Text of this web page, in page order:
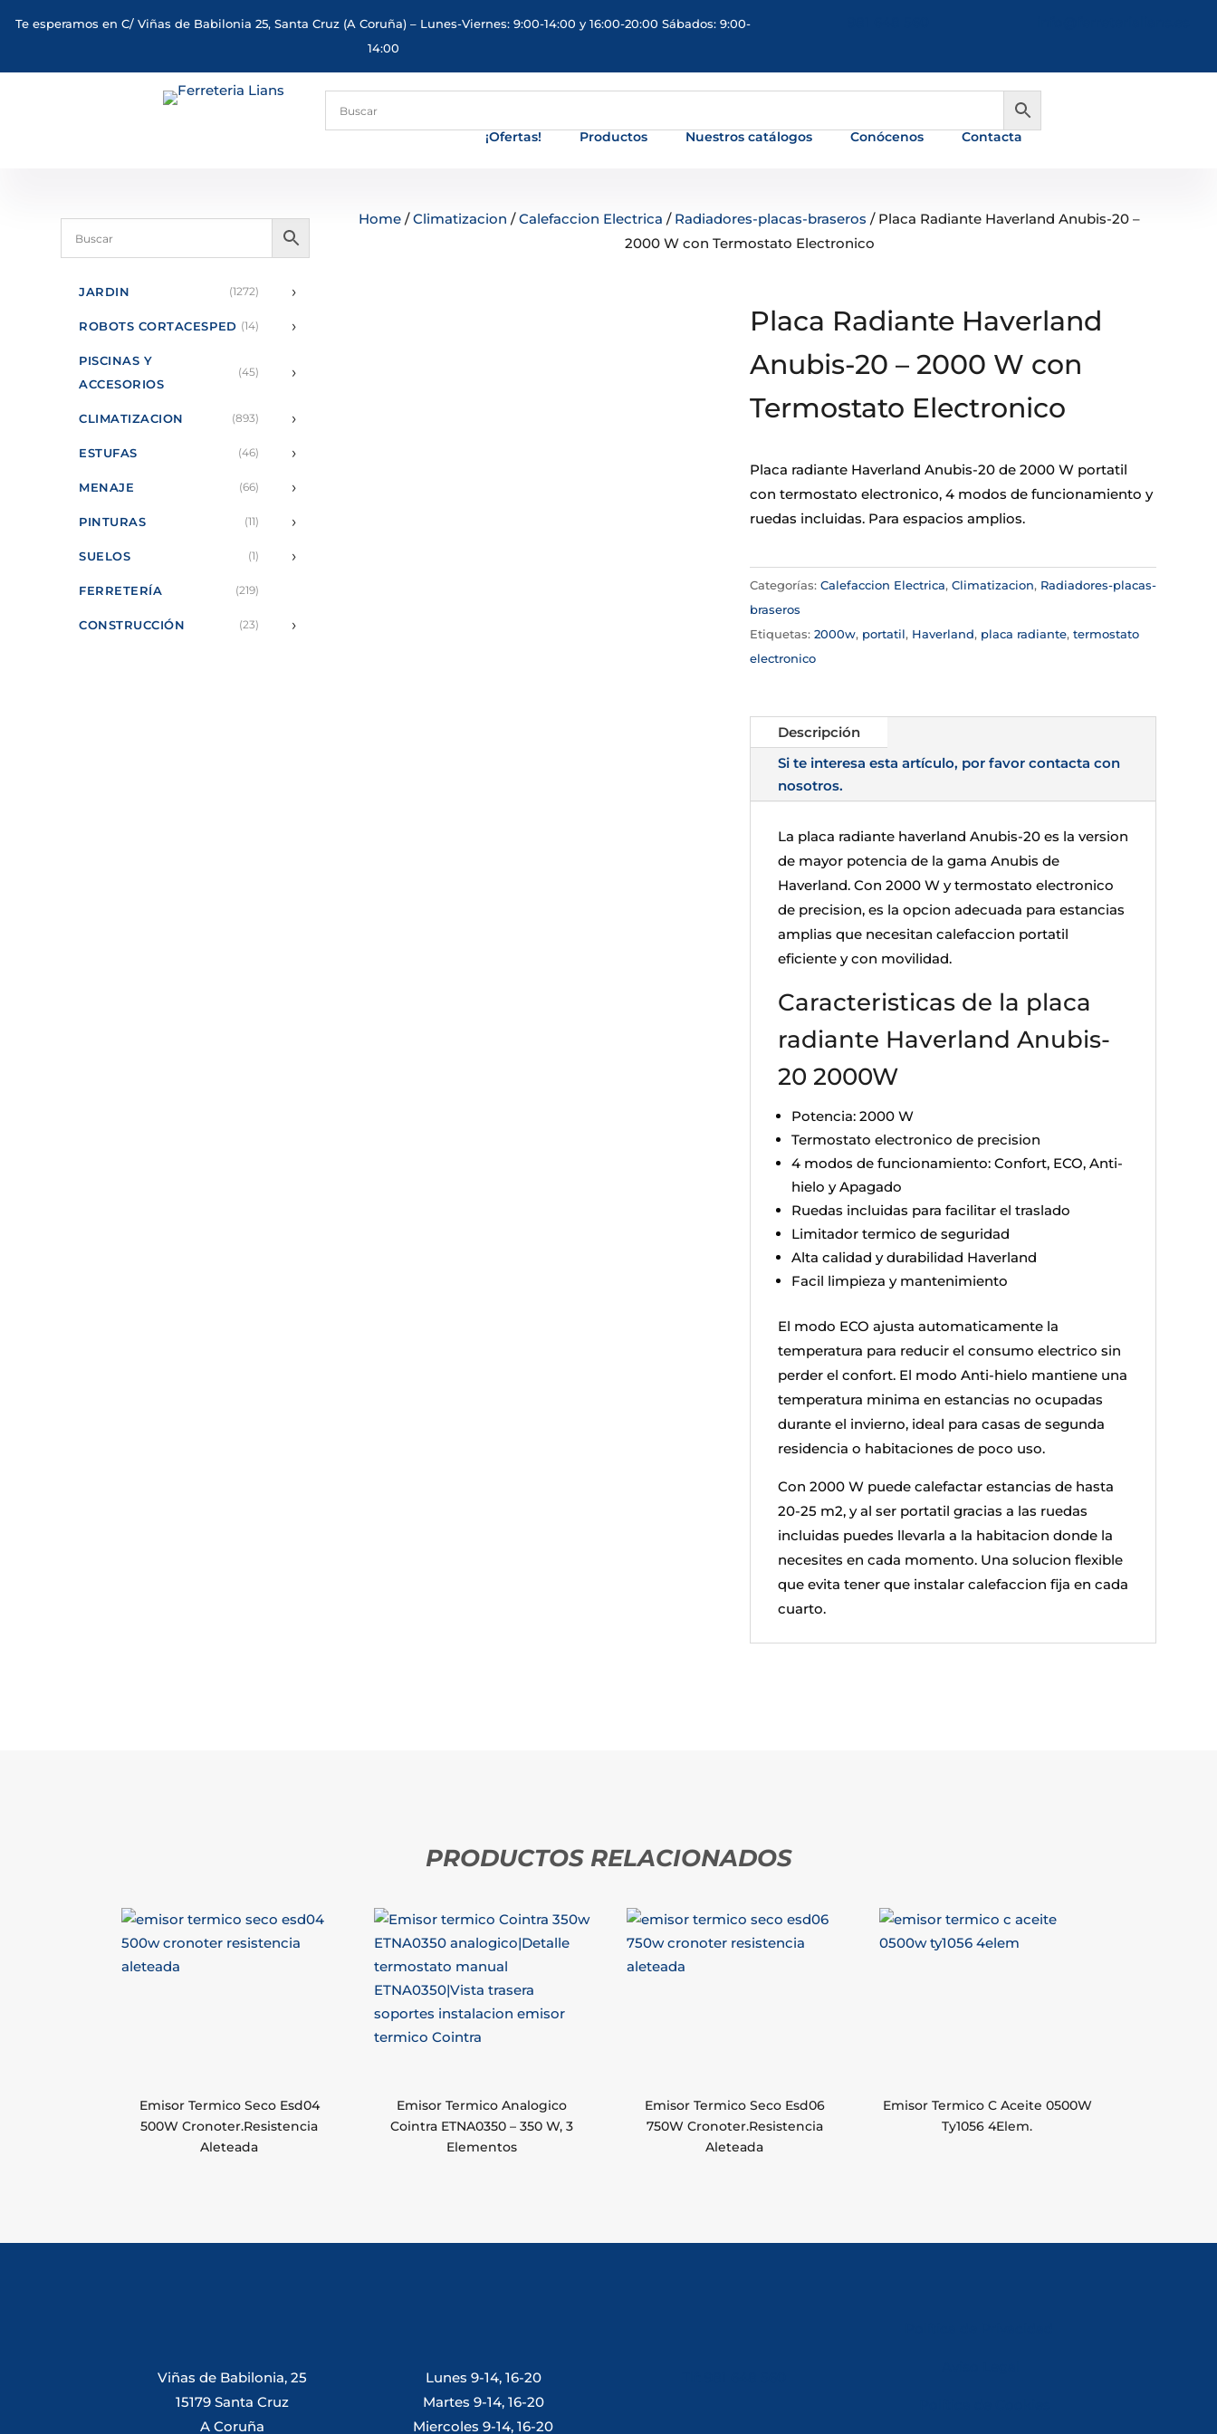
Te esperamos en C/ Viñas de Babilonia 25, Santa Cruz (A Coruña) – Lunes-Viernes: 9:00-14:00 y 16:00-20:00 Sábados: 9:00-
14:00
¡Ofertas! Productos Nuestros catálogos Conócenos Contacta
JARDIN (1272) ›
ROBOTS CORTACESPED (14) ›
PISCINAS Y
ACCESORIOS
(45) ›
CLIMATIZACION (893) ›
ESTUFAS (46) ›
MENAJE (66) ›
PINTURAS (11) ›
SUELOS (1) ›
FERRETERÍA (219)
CONSTRUCCIÓN (23) ›
Home /Climatizacion /Calefaccion Electrica / Radiadores-placas-braseros / Placa Radiante Haverland Anubis-20 –
2000 W con Termostato Electronico
Placa Radiante Haverland
Anubis-20 – 2000 W con
Termostato Electronico
Placa radiante Haverland Anubis-20 de 2000 W portatil
con termostato electronico, 4 modos de funcionamiento y
ruedas incluidas. Para espacios amplios.
Categorías: Calefaccion Electrica, Climatizacion, Radiadores-placas-
braseros
Etiquetas: 2000w, portatil, Haverland, placa radiante, termostato
electronico
Descripción
Si te interesa esta artículo, por favor contacta con
nosotros.
La placa radiante haverland Anubis-20 es la version
de mayor potencia de la gama Anubis de
Haverland. Con 2000 W y termostato electronico
de precision, es la opcion adecuada para estancias
amplias que necesitan calefaccion portatil
eficiente y con movilidad.
Caracteristicas de la placa
radiante Haverland Anubis-
20 2000W
Potencia: 2000 W
Termostato electronico de precision
4 modos de funcionamiento: Confort, ECO, Anti-
hielo y Apagado
Ruedas incluidas para facilitar el traslado
Limitador termico de seguridad
Alta calidad y durabilidad Haverland
Facil limpieza y mantenimiento
El modo ECO ajusta automaticamente la
temperatura para reducir el consumo electrico sin
perder el confort. El modo Anti-hielo mantiene una
temperatura minima en estancias no ocupadas
durante el invierno, ideal para casas de segunda
residencia o habitaciones de poco uso.
Con 2000 W puede calefactar estancias de hasta
20-25 m2, y al ser portatil gracias a las ruedas
incluidas puedes llevarla a la habitacion donde la
necesites en cada momento. Una solucion flexible
que evita tener que instalar calefaccion fija en cada
cuarto.
PRODUCTOS RELACIONADOS
Emisor Termico Seco Esd04
500W Cronoter.Resistencia
Aleteada
Emisor Termico Analogico
Cointra ETNA0350 – 350 W, 3
Elementos
Emisor Termico Seco Esd06
750W Cronoter.Resistencia
Aleteada
Emisor Termico C Aceite 0500W
Ty1056 4Elem.
Viñas de Babilonia, 25
15179 Santa Cruz
A Coruña
Lunes 9-14, 16-20
Martes 9-14, 16-20
Miercoles 9-14, 16-20